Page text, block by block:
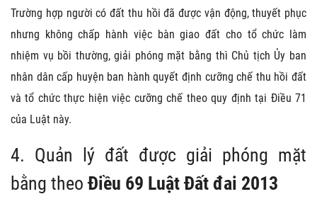
Trường hợp người có đất thu hồi đã được vận động, thuyết phục
nhưng không chấp hành việc bàn giao đất cho tổ chức làm
nhiệm vụ bồi thường, giải phóng mặt bằng thì Chủ tịch Ủy ban
nhân dân cấp huyện ban hành quyết định cưỡng chế thu hồi đất
và tổ chức thực hiện việc cưỡng chế theo quy định tại Điều 71
của Luật này.
4. Quản lý đất được giải phóng mặt
bằng theoĐiều 69 Luật Đất đai 2013